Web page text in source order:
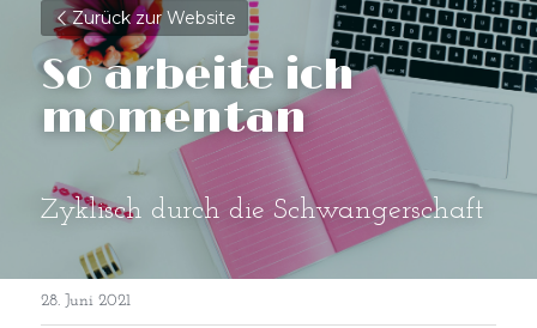
Zurück zur Website
So arbeite ich
momentan
Zyklisch durch die Schwangerschaft
28. Juni 2021